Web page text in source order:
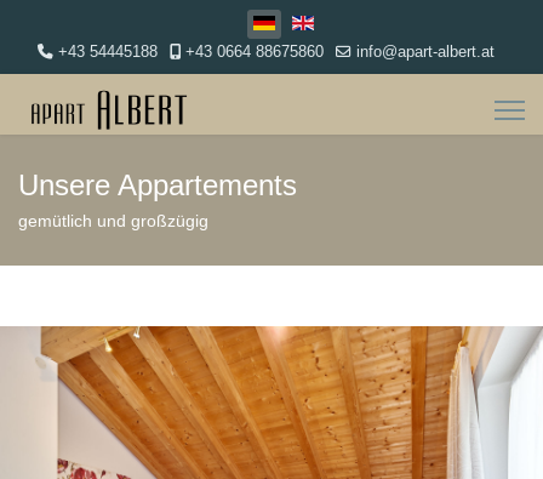
Sprache auswählen
+43 54445188 +43 0664 88675860 info@apart-albert.at
Unsere Appartements
gemütlich und großzügig